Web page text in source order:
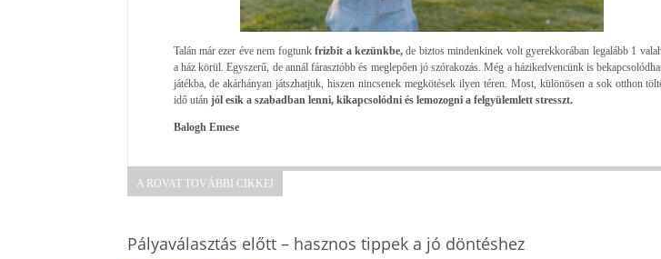
Talán már ezer éve nem fogtunkfrizbit a kezünkbe, de biztos mindenkinek volt gyerekkorában legalább 1
a ház körül. Egyszerű, de annál fárasztóbb és meglepően jó szórakozás. Még a házikedvencünk is
játékba, de akárhányan játszhatjuk, hiszen nincsenek megkötések ilyen téren. Most, különösen a sok otthon
idő után jól esik a szabadban lenni, kikapcsolódni és lemozogni a felgyülemlett stresszt.
Balogh Emese
A ROVAT TOVÁBBI CIKKEI
Pályaválasztás előtt – hasznos tippek a jó döntéshez